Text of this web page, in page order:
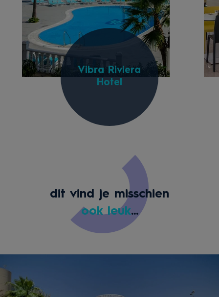
Vibra Riviera
Hotel
dit vind je misschien
ook leuk...